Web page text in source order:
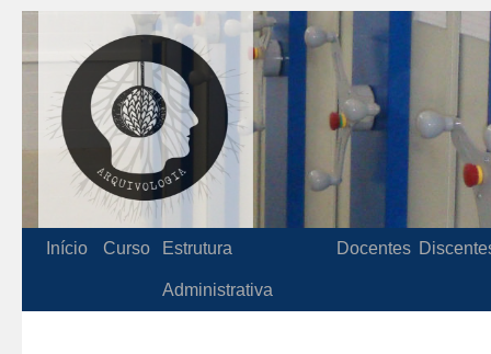
Início Curso Estrutura
Administrativa
Docentes